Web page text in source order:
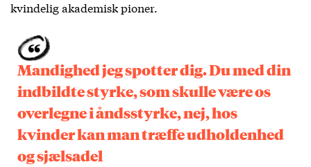
kvindelig akademisk pioner.
Mandighed jeg spotter dig. Du med din
indbildte styrke, som skulle være os
overlegne i åndsstyrke, nej, hos
kvinder kan man træffe udholdenhed
og sjælsadel